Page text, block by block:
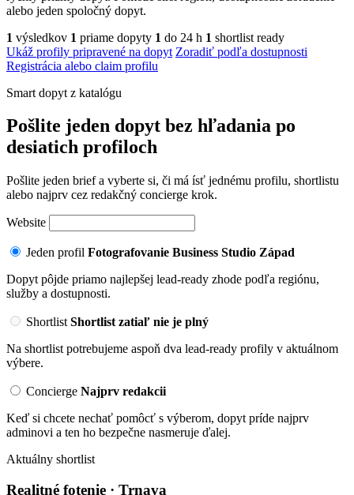
alebo jeden spoločný dopyt.
1 výsledkov 1 priame dopyty 1 do 24 h 1 shortlist ready
Ukáž profily pripravené na dopyt Zoradiť podľa dostupnosti
Registrácia alebo claim profilu
Smart dopyt z katalógu
Pošlite jeden dopyt bez hľadania po
desiatich profiloch
Pošlite jeden brief a vyberte si, či má ísť jednému profilu, shortlistu
alebo najprv cez redakčný concierge krok.
Website
Jeden profil Fotografovanie Business Studio Západ
Dopyt pôjde priamo najlepšej lead-ready zhode podľa regiónu,
služby a dostupnosti.
Shortlist Shortlist zatiaľ nie je plný
Na shortlist potrebujeme aspoň dva lead-ready profily v aktuálnom
výbere.
Concierge Najprv redakcii
Keď si chcete nechať pomôcť s výberom, dopyt príde najprv
adminovi a ten ho bezpečne nasmeruje ďalej.
Aktuálny shortlist
Realitné fotenie · Trnava